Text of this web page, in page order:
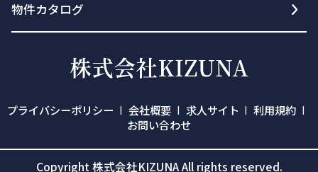
物件カタログ
プライバシーポリシー 会社概要 求人サイト
利用規約
お問い合わせ
Copyright 株式会社KIZUNA All rights reserved.